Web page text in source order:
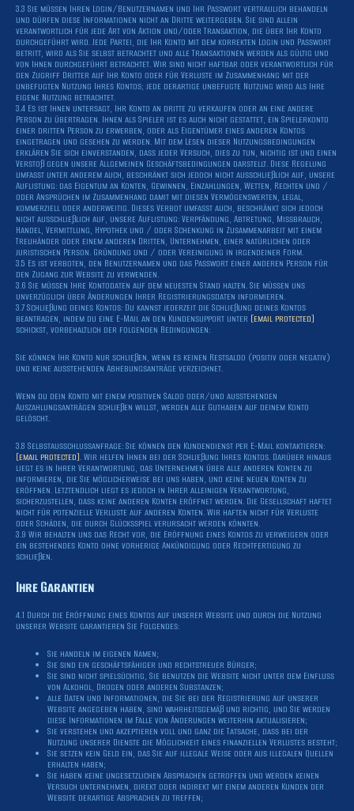
3.3 Sie müssen Ihren Login/Benutzernamen und Ihr Passwort vertraulich behandeln
und dürfen diese Informationen nicht an Dritte weitergeben. Sie sind allein
verantwortlich für jede Art von Aktion und/oder Transaktion, die über Ihr Konto
durchgeführt wird. Jede Partei, die Ihr Konto mit dem korrekten Login und Passwort
betritt, wird als Sie selbst betrachtet und alle Transaktionen werden als gültig und
von Ihnen durchgeführt betrachtet. Wir sind nicht haftbar oder verantwortlich für
den Zugriff Dritter auf Ihr Konto oder für Verluste im Zusammenhang mit der
unbefugten Nutzung Ihres Kontos; jede derartige unbefugte Nutzung wird als Ihre
eigene Nutzung betrachtet.
3.4 Es ist Ihnen untersagt, Ihr Konto an dritte zu verkaufen oder an eine andere
Person zu übertragen. Ihnen als Spieler ist es auch nicht gestattet, ein Spielerkonto
einer dritten Person zu erwerben, oder als Eigentümer eines anderen Kontos
eingetragen und gesehen zu werden. Mit dem Lesen dieser Nutzungsbedingungen
erklären Sie sich einverstanden, dass jeder Versuch, dies zu tun, nichtig ist und einen
Verstoß gegen unsere Allgemeinen Geschäftsbedingungen darstellt. Diese Regelung
umfasst unter anderem auch, beschränkt sich jedoch nicht ausschließlich auf, unsere
Auflistung: das Eigentum an Konten, Gewinnen, Einzahlungen, Wetten, Rechten und /
oder Ansprüchen im Zusammenhang damit mit diesen Vermögenswerten, legal,
kommerziell oder anderweitig. Dieses Verbot umfasst auch, beschränkt sich jedoch
nicht ausschließlich auf, unsere Auflistung: Verpfändung, Abtretung, Missbrauch,
Handel, Vermittlung, Hypothek und / oder Schenkung in Zusammenarbeit mit einem
Treuhänder oder einem anderen Dritten, Unternehmen, einer natürlichen oder
juristischen Person. Gründung und / oder Vereinigung in irgendeiner Form.
3.5 Es ist verboten, den Benutzernamen und das Passwort einer anderen Person für
den Zugang zur Website zu verwenden.
3.6 Sie müssen Ihre Kontodaten auf dem neuesten Stand halten. Sie müssen uns
unverzüglich über Änderungen Ihrer Registrierungsdaten informieren.
3.7 Schließung deines Kontos: Du kannst jederzeit die Schließung deines Kontos
beantragen, indem du eine E-Mail an den Kundensupport unter [email protected]
schickst, vorbehaltlich der folgenden Bedingungen:
Sie können Ihr Konto nur schließen, wenn es keinen Restsaldo (positiv oder negativ)
und keine ausstehenden Abhebungsanträge verzeichnet.
Wenn du dein Konto mit einem positiven Saldo oder/und ausstehenden
Auszahlungsanträgen schließen willst, werden alle Guthaben auf deinem Konto
gelöscht.
3.8 Selbstausschlussanfrage: Sie können den Kundendienst per E-Mail kontaktieren:
[email protected]. Wir helfen Ihnen bei der Schließung Ihres Kontos. Darüber hinaus
liegt es in Ihrer Verantwortung, das Unternehmen über alle anderen Konten zu
informieren, die Sie möglicherweise bei uns haben, und keine neuen Konten zu
eröffnen. Letztendlich liegt es jedoch in Ihrer alleinigen Verantwortung,
sicherzustellen, dass keine anderen Konten eröffnet werden. Die Gesellschaft haftet
nicht für potenzielle Verluste auf anderen Konten. Wir haften nicht für Verluste
oder Schäden, die durch Glücksspiel verursacht werden könnten.
3.9 Wir behalten uns das Recht vor, die Eröffnung eines Kontos zu verweigern oder
ein bestehendes Konto ohne vorherige Ankündigung oder Rechtfertigung zu
schließen.
Ihre Garantien
4.1 Durch die Eröffnung eines Kontos auf unserer Website und durch die Nutzung
unserer Website garantieren Sie Folgendes:
Sie handeln im eigenen Namen;
Sie sind ein geschäftsfähiger und rechtstreuer Bürger;
Sie sind nicht spielsüchtig, Sie benutzen die Website nicht unter dem Einfluss
von Alkohol, Drogen oder anderen Substanzen;
alle Daten und Informationen, die Sie bei der Registrierung auf unserer
Website angegeben haben, sind wahrheitsgemäß und richtig, und Sie werden
diese Informationen im Falle von Änderungen weiterhin aktualisieren;
Sie verstehen und akzeptieren voll und ganz die Tatsache, dass bei der
Nutzung unserer Dienste die Möglichkeit eines finanziellen Verlustes besteht;
Sie setzen kein Geld ein, das Sie auf illegale Weise oder aus illegalen Quellen
erhalten haben;
Sie haben keine ungesetzlichen Absprachen getroffen und werden keinen
Versuch unternehmen, direkt oder indirekt mit einem anderen Kunden der
Website derartige Absprachen zu treffen;